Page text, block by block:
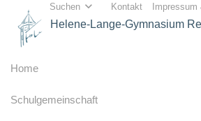
Suchen Kontakt
Helene-Lange-Gymnasium
Home
Schulgemeinschaft